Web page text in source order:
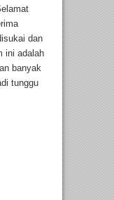
dan
ini adalah
banyak
tunggu